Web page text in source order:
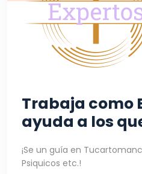
Trabaja como
ayuda a los
¡Se un guía en
Psiquicos etc.!